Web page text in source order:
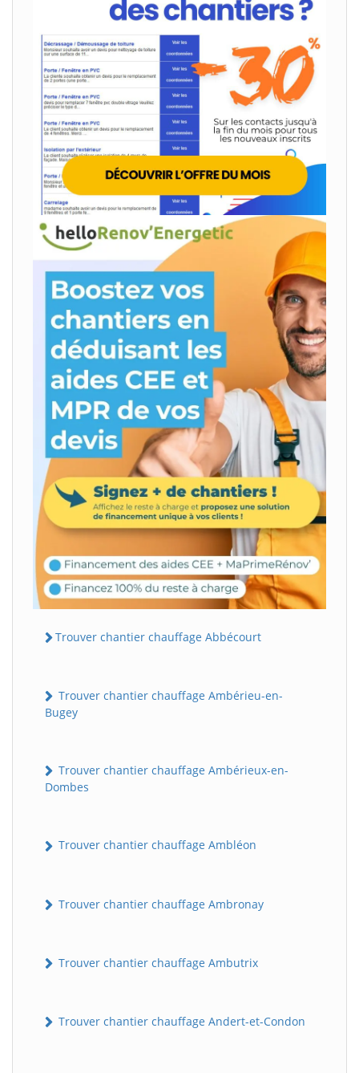
Trouver chantier chauffage Abbécourt
Trouver chantier chauffage Ambérieu-en-
Bugey
Trouver chantier chauffage Ambérieux-en-
Dombes
Trouver chantier chauffage Ambléon
Trouver chantier chauffage Ambronay
Trouver chantier chauffage Ambutrix
Trouver chantier chauffage Andert-et-Condon